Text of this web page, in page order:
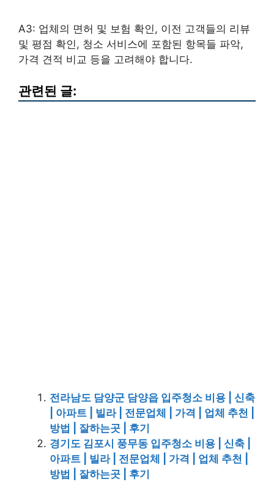
A3: 업체의 면허 및 보험 확인, 이전 고객들의 리뷰
및 평점 확인, 청소 서비스에 포함된 항목들 파악,
가격 견적 비교 등을 고려해야 합니다.
관련된 글:
전라남도 담양군 담양읍 입주청소 비용 | 신축
| 아파트 | 빌라 | 전문업체 | 가격 | 업체 추천 |
방법 | 잘하는곳 | 후기
경기도 김포시 풍무동 입주청소 비용 | 신축 |
아파트 | 빌라 | 전문업체 | 가격 | 업체 추천 |
방법 | 잘하는곳 | 후기